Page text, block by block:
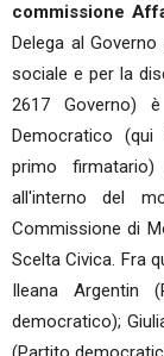
commissione
Delega al
sociale e per la
2617 Governo)
Democratico
primo
all'interno del
Commissione di
Scelta Civica. Fra
Ileana Argentin
democratico);